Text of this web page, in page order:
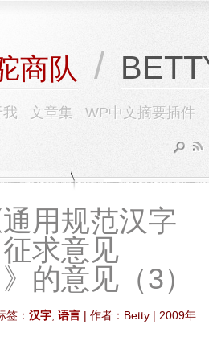
商队 /
我 文章集 WP中文摘要插件
用规范汉字
求意见
的意见（3）
签： 汉字 语言 | 作者：Betty | 2009年